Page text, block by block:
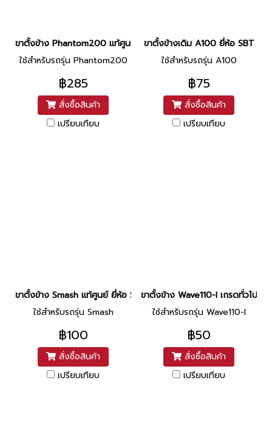
ขาตั้งข้าง Phantom200 แท้ศูนย์ ยี่ห้อ Honda
ใช้สำหรับรถรุ่น Phantom200
฿285
สั่งซื้อสินค้า
เปรียบเทียบ
ขาตั้งข้างเดิม A100 ยี่ห้อ SBT
ใช้สำหรับรถรุ่น A100
฿75
สั่งซื้อสินค้า
เปรียบเทียบ
ขาตั้งข้าง Smash แท้ศูนย์ ยี่ห้อ Suzuki
ใช้สำหรับรถรุ่น Smash
฿100
สั่งซื้อสินค้า
เปรียบเทียบ
ขาตั้งข้าง Wave110-I เกรดทั่วไป
ใช้สำหรับรถรุ่น Wave110-I
฿50
สั่งซื้อสินค้า
เปรียบเทียบ